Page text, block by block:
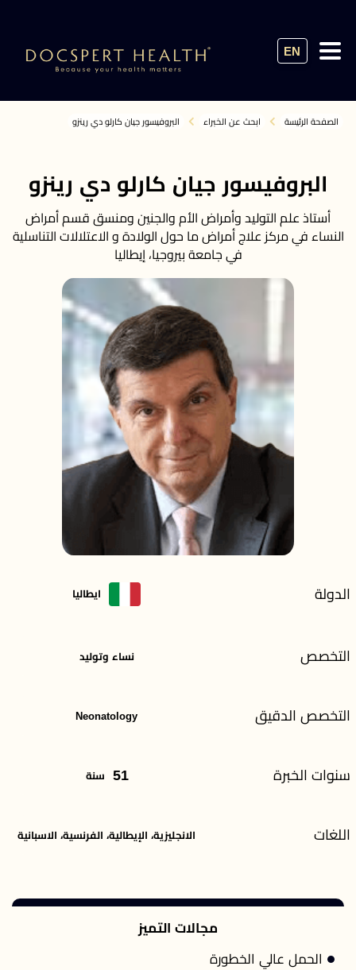
EN
الصفحة الرئيسة ابحث عن الخبراء البروفيسور جيان كارلو دي رينزو
البروفيسور جيان كارلو دي رينزو
أستاذ علم التوليد وأمراض الأم والجنين ومنسق قسم أمراض
النساء في مركز علاج أمراض ما حول الولادة و الاعتلالات التناسلية
في جامعة بيروجيا، إيطاليا
الدولة ايطاليا
التخصص نساء وتوليد
التخصص الدقيق Neonatology
سنوات الخبرة 51 سنة
اللغات الانجليزية، الإيطالية، الفرنسية، الاسبانية
مجالات التميز
الحمل عالي الخطورة